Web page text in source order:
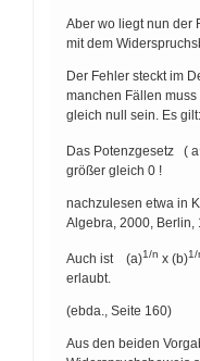
Aber wo liegt nun der
mit dem
Der Fehler steckt im
manchen Fällen
gleich null sein. Es gilt:
Das Potenzgesetz ( a
größer gleich 0 !
nachzulesen etwa in
Algebra, 2000, Berlin,
Auch ist (a)1/n x (b)1/
erlaubt.
(ebda., Seite 160)
Aus den beiden